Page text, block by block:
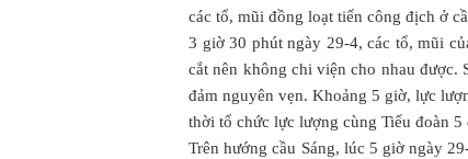
các tổ, mũi đồng loạt tiến công địch ở
3 giờ 30 phút ngày 29-4, các tổ, mũi
cắt nên không chi viện cho nhau được.
đảm nguyên vẹn. Khoảng 5 giờ, lực
thời tổ chức lực lượng cùng Tiểu đoàn 5
Trên hướng cầu Sáng, lúc 5 giờ ngày